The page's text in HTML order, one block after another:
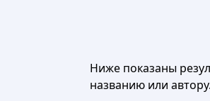
Ниже показаны
названию или автору.